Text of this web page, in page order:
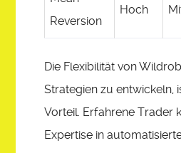
Reversion
Hoch
Die Flexibilität von
Strategien zu entwickeln,
Vorteil. Erfahrene Trader
Expertise in